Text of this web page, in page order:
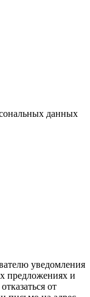
данных
уведомления
предложениях и
от